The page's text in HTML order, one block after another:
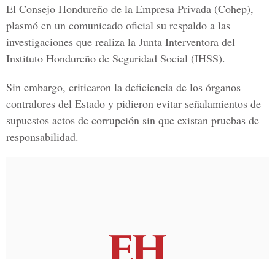
El Consejo Hondureño de la Empresa Privada (Cohep),
plasmó en un comunicado oficial su respaldo a las
investigaciones que realiza la Junta Interventora del
Instituto Hondureño de Seguridad Social (IHSS).
Sin embargo, criticaron la deficiencia de los órganos
contralores del Estado y pidieron evitar señalamientos de
supuestos actos de corrupción sin que existan pruebas de
responsabilidad.